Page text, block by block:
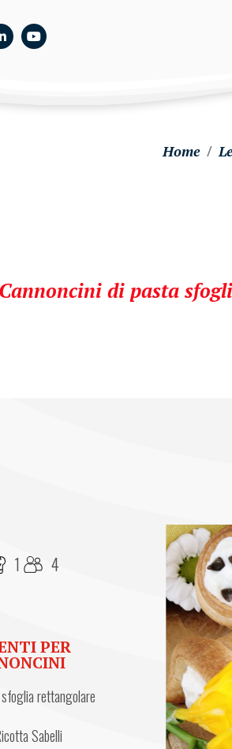
Home
Cannoncini di pasta
1 4
PER
rettangolare
Sabelli